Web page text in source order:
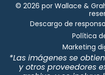
© 2026 por Wallace &
Descargo de
Política
Marketing
*Las imágenes se
y otros proveedores